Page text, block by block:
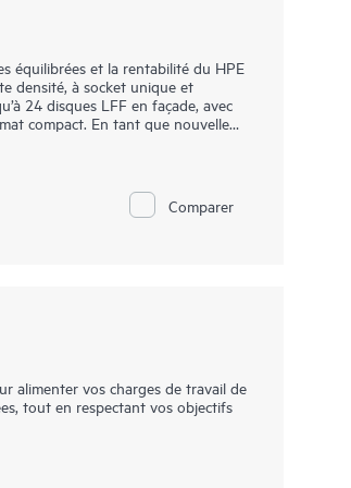
qui améliore l'efficacité du
équilibrées et la rentabilité du HPE
densité, à socket unique et
24 disques LFF en façade, avec
compact. En tant que nouvelle
données d’IA et d’analyse, le
les charges de travail
ProLiant, compatible cloud,Comparer
alimenter vos charges de travail de
tout en respectant vos objectifs
grande capacité avec les